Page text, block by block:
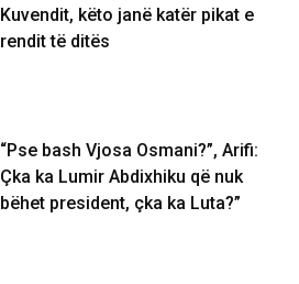
Kuvendit, këto janë katër pikat e
rendit të ditës
“Pse bash Vjosa Osmani?”, Arifi:
Çka ka Lumir Abdixhiku që nuk
bëhet president, çka ka Luta?”